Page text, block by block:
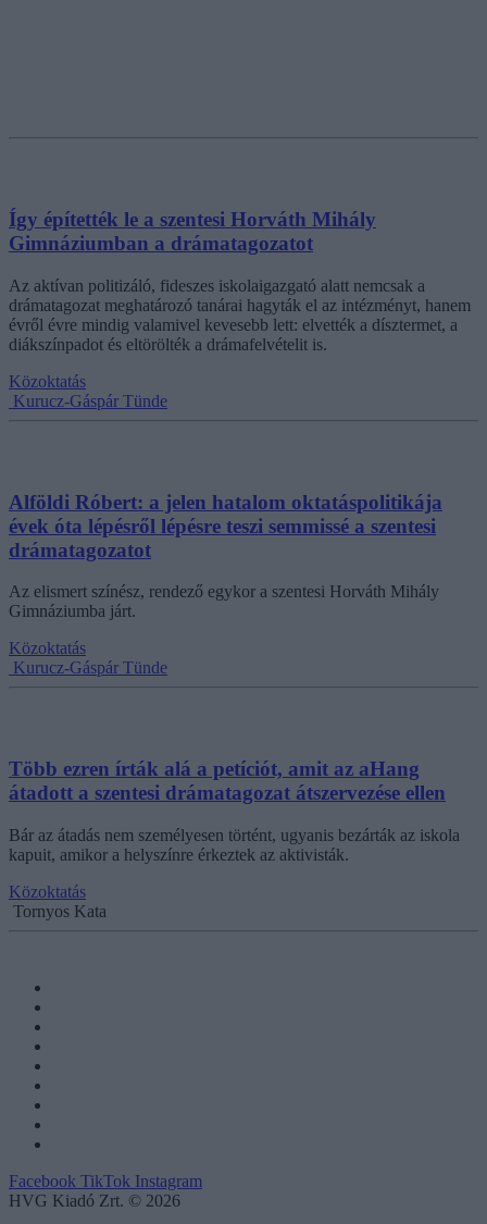
Így építették le a szentesi Horváth Mihály
Gimnáziumban a drámatagozatot
Az aktívan politizáló, fideszes iskolaigazgató alatt nemcsak a
drámatagozat meghatározó tanárai hagyták el az intézményt, hanem
évről évre mindig valamivel kevesebb lett: elvették a dísztermet, a
diákszínpadot és eltörölték a drámafelvételit is.
Közoktatás
Kurucz-Gáspár Tünde
Alföldi Róbert: a jelen hatalom oktatáspolitikája
évek óta lépésről lépésre teszi semmissé a szentesi
drámatagozatot
Az elismert színész, rendező egykor a szentesi Horváth Mihály
Gimnáziumba járt.
Közoktatás
Kurucz-Gáspár Tünde
Több ezren írták alá a petíciót, amit az aHang
átadott a szentesi drámatagozat átszervezése ellen
Bár az átadás nem személyesen történt, ugyanis bezárták az iskola
kapuit, amikor a helyszínre érkeztek az aktivisták.
Közoktatás
Tornyos Kata
Facebook TikTok Instagram
HVG Kiadó Zrt. © 2026